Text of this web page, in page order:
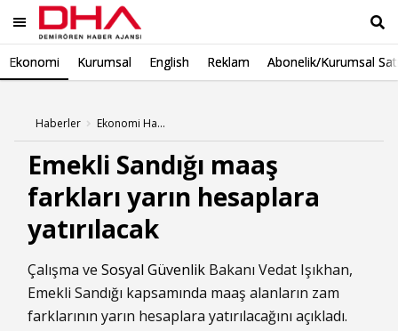
Ekonomi Kurumsal English Reklam Abonelik/Kurumsal
Haberler Ekonomi Haberleri
Emekli Sandığı maaş
farkları yarın hesaplara
yatırılacak
Çalışma ve Sosyal Güvenlik Bakanı Vedat Işıkhan,
Emekli Sandığı kapsamında maaş alanların zam
farklarının yarın hesaplara yatırılacağını açıkladı.